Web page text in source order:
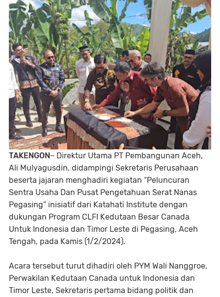
TAKENGON– Direktur Utama PT Pembangunan Aceh,
Ali Mulyagusdin, didampingi Sekretaris Perusahaan
beserta jajaran menghadiri kegiatan “Peluncuran
Sentra Usaha Dan Pusat Pengetahuan Serat Nanas
Pegasing” inisiatif dari Katahati Institute dengan
dukungan Program CLFI Kedutaan Besar Canada
Untuk Indonesia dan Timor Leste di Pegasing, Aceh
Tengah, pada Kamis (1/2/2024).
Acara tersebut turut dihadiri oleh PYM Wali Nanggroe,
Perwakilan Kedutaan Canada untuk Indonesia dan
Timor Leste, Sekretaris pertama bidang politik dan